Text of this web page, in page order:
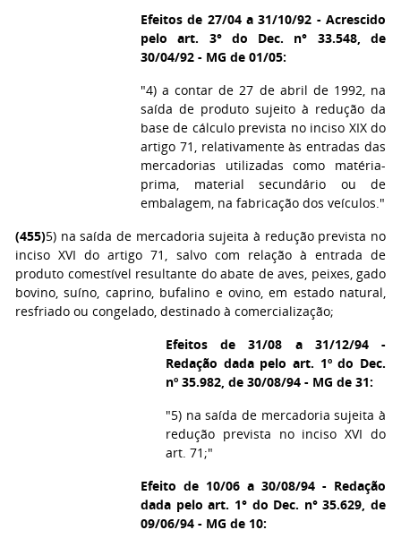
Efeitos de 27/04 a 31/10/92 - Acrescido
pelo art. 3° do Dec. n° 33.548, de
30/04/92 - MG de 01/05:
"4) a contar de 27 de abril de 1992, na
saída de produto sujeito à redução da
base de cálculo prevista no inciso XIX do
artigo 71, relativamente às entradas das
mercadorias utilizadas como matéria-
prima, material secundário ou de
embalagem, na fabricação dos veículos."
(455)5) na saída de mercadoria sujeita à redução prevista no
inciso XVI do artigo 71, salvo com relação à entrada de
produto comestível resultante do abate de aves, peixes, gado
bovino, suíno, caprino, bufalino e ovino, em estado natural,
resfriado ou congelado, destinado à comercialização;
Efeitos de 31/08 a 31/12/94 -
Redação dada pelo art. 1º do Dec.
nº 35.982, de 30/08/94 - MG de 31:
"5) na saída de mercadoria sujeita à
redução prevista no inciso XVI do
art. 71;"
Efeito de 10/06 a 30/08/94 - Redação
dada pelo art. 1° do Dec. n° 35.629, de
09/06/94 - MG de 10: